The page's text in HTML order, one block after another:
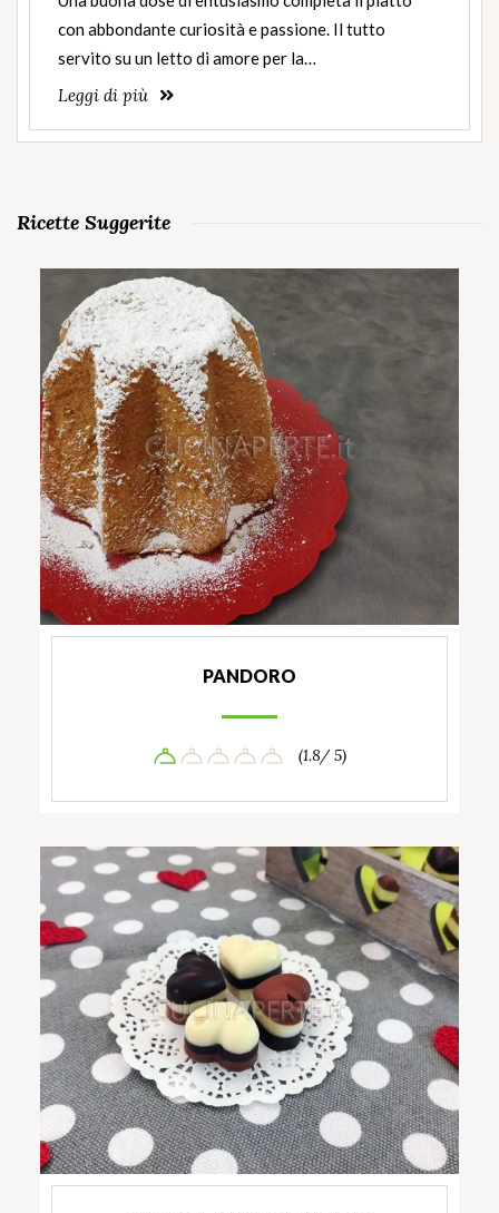
con abbondante curiosità e passione. Il tutto
servito su un letto di amore per la…
Leggi di più
Ricette Suggerite
PANDORO
(1.8/ 5)